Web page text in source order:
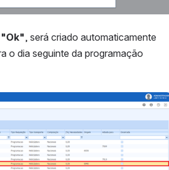
"Ok", será criado automaticamente
o dia seguinte da programação